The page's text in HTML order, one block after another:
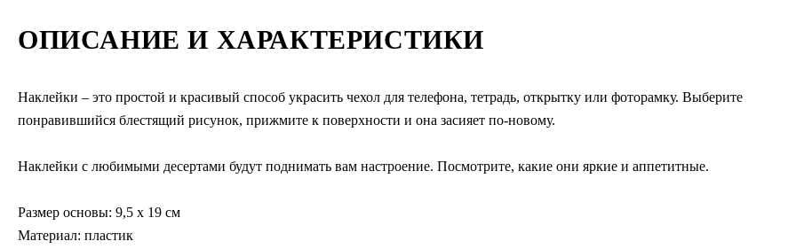
ОПИСАНИЕ И ХАРАКТЕРИСТИКИ
Наклейки – это простой и красивый способ украсить чехол для телефона, тетрадь, открытку или фоторамку. Выберите
понравившийся блестящий рисунок, прижмите к поверхности и она засияет по-новому.
Наклейки с любимыми десертами будут поднимать вам настроение. Посмотрите, какие они яркие и аппетитные.
Размер основы: 9,5 х 19 см
Материал: пластик